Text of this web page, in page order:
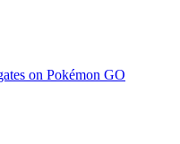
on Pokémon GO